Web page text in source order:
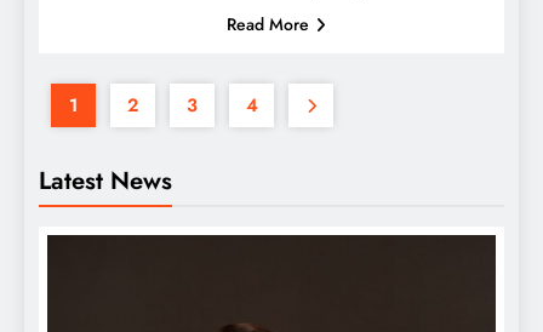
Latest News
Read More
1 2 3 4